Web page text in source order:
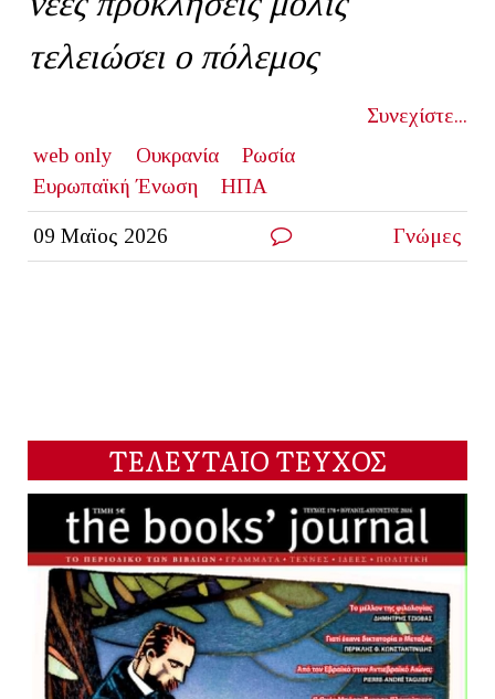
τελειώσει ο πόλεμος
Συνεχίστε...
web only
Ουκρανία
Ρωσία
Ευρωπαϊκή Ένωση
ΗΠΑ
09 Μαϊος 2026 Γνώμες
ΤΕΛΕΥΤΑΙΟ ΤΕΥΧΟΣ